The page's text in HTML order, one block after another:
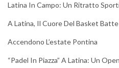
Latina In Campo: Un Ritratto
A Latina, Il Cuore Del Basket
Accendono L’estate Pontina
“Padel In Piazza” A Latina: Un